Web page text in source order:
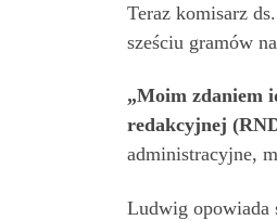
Teraz komisarz
sześciu gramów
„Moim zdaniem
redakcyjnej
administracyjne,
Ludwig opowiada